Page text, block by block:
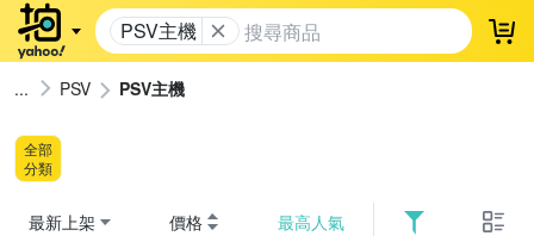
PSV主機 登
PSV PSV主機
全部
分類
最新上架 價格 最高人氣